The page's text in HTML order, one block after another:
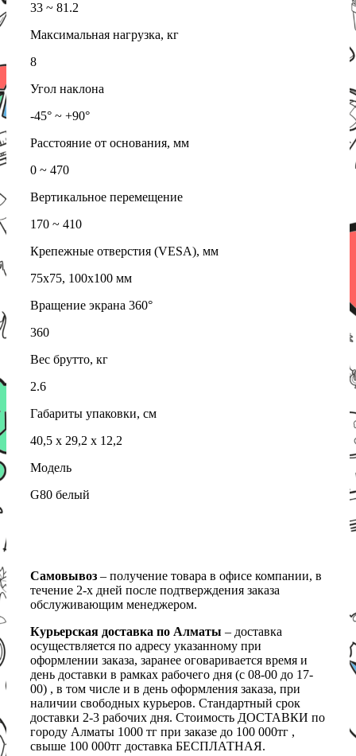
33 ~ 81.2
Максимальная нагрузка, кг
8
Угол наклона
-45° ~ +90°
Расстояние от основания, мм
0 ~ 470
Вертикальное перемещение
170 ~ 410
Крепежные отверстия (VESA), мм
75x75, 100х100 мм
Вращение экрана 360°
360
Вес брутто, кг
2.6
Габариты упаковки, см
40,5 х 29,2 х 12,2
Модель
G80 белый
Самовывоз – получение товара в офисе компании, в
течение 2-х дней после подтверждения заказа
обслуживающим менеджером.
Курьерская доставка по Алматы – доставка
осуществляется по адресу указанному при
оформлении заказа, заранее оговаривается время и
день доставки в рамках рабочего дня (с 08-00 до 17-
00) , в том числе и в день оформления заказа, при
наличии свободных курьеров. Стандартный срок
доставки 2-3 рабочих дня. Стоимость ДОСТАВКИ по
городу Алматы 1000 тг при заказе до 100 000тг ,
свыше 100 000тг доставка БЕСПЛАТНАЯ.